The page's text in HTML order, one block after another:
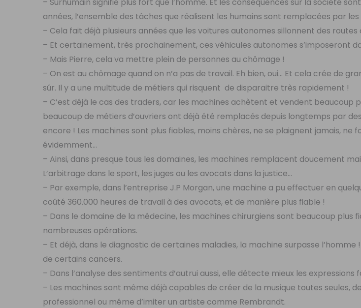
années, l’ensemble des tâches que réalisent les humains sont remplacées par
– Cela fait déjà plusieurs années que les voitures autonomes sillonnent des
– Et certainement, très prochainement, ces véhicules autonomes s’imposeront
– Mais Pierre, cela va mettre plein de personnes au chômage !
– On est au chômage quand on n’a pas de travail. Eh bien, oui… Et cela crée de
sûr. Il y a une multitude de métiers qui risquent de disparaitre très rapidement !
– C’est déjà le cas des traders, car les machines achètent et vendent beaucoup
beaucoup de métiers d’ouvriers ont déjà été remplacés depuis longtemps par
encore ! Les machines sont plus fiables, moins chères, ne se plaignent jamais, ne
évidemment…
– Ainsi, dans presque tous les domaines, les machines remplacent doucement
L’arbitrage dans le sport, les juges ou les avocats dans la justice…
– Par exemple, dans l’entreprise J.P Morgan, une machine a pu effectuer en
coûté 360.000 heures de travail à des avocats, et de manière plus fiable !
– Dans le domaine de la médecine, les machines chirurgiens sont beaucoup plus
nombreuses opérations.
– Et déjà, dans le diagnostic de certaines maladies, la machine surpasse
de certains cancers.
– Dans l’analyse des sentiments d’autrui aussi, elle détecte mieux les expressions
– Les machines sont même déjà capables de créer de la musique toutes seules,
professionnel ou même d’imiter un artiste comme Rembrandt.